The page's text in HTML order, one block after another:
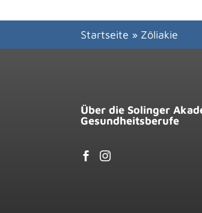
Startseite » Zöliakie
Über die Solinger
Gesundheitsberufe
 